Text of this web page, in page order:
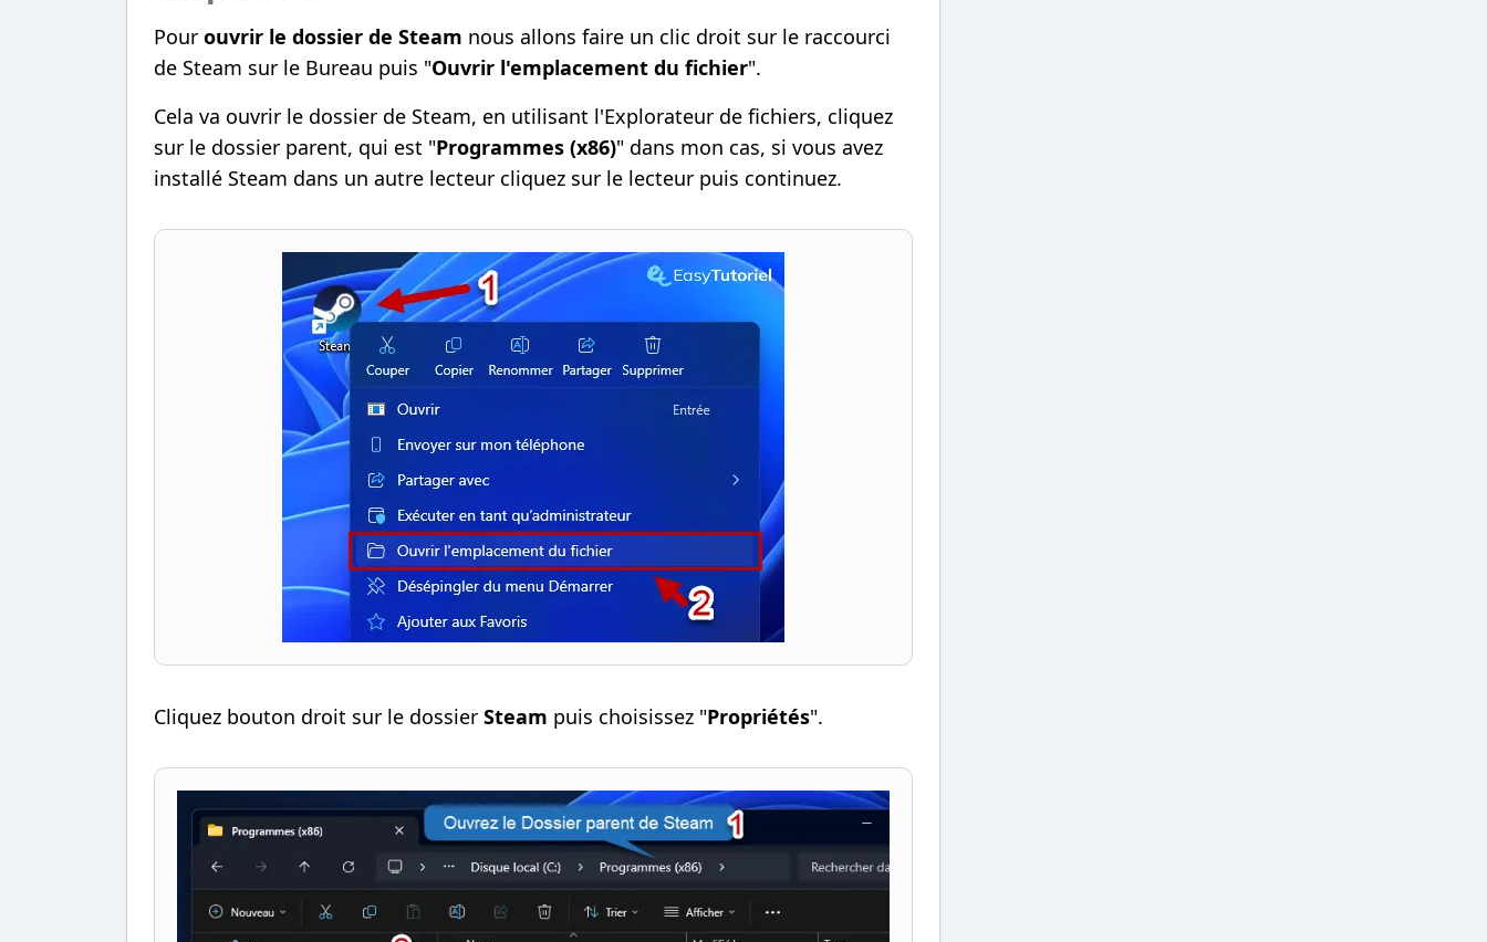
Pour ouvrir le dossier de Steam nous allons faire un clic droit sur le raccourci
de Steam sur le Bureau puis "Ouvrir l'emplacement du fichier".
Cela va ouvrir le dossier de Steam, en utilisant l'Explorateur de fichiers, cliquez
sur le dossier parent, qui est "Programmes (x86)" dans mon cas, si vous avez
installé Steam dans un autre lecteur cliquez sur le lecteur puis continuez.
Cliquez bouton droit sur le dossier Steam puis choisissez "Propriétés".